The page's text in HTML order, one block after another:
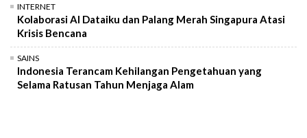
INTERNET
Kolaborasi AI Dataiku dan Palang Merah Singapura Atasi
Krisis Bencana
SAINS
Indonesia Terancam Kehilangan Pengetahuan yang
Selama Ratusan Tahun Menjaga Alam